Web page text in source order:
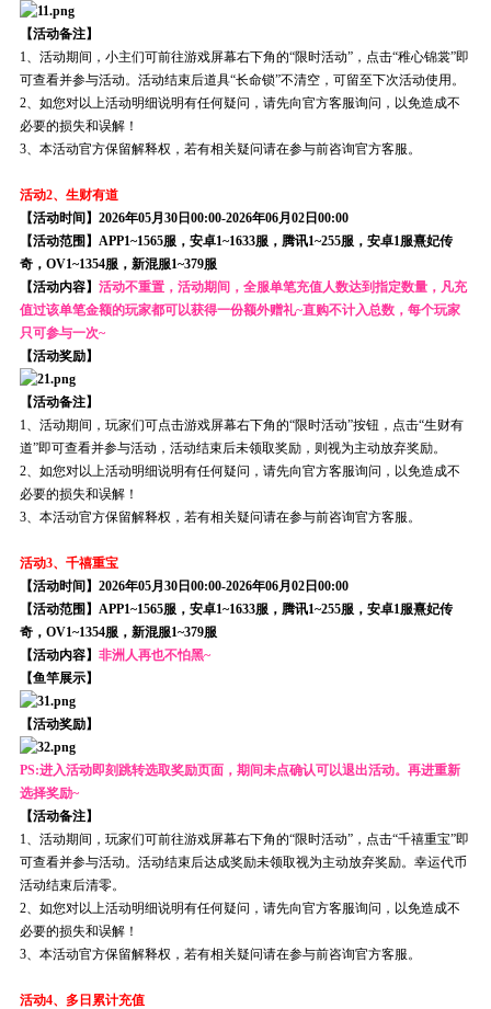
【活动备注】
1、活动期间，小主们可前往游戏屏幕右下角的“限时活动”，点击“稚心锦裳”即
可查看并参与活动。活动结束后道具“长命锁”不清空，可留至下次活动使用。
2、如您对以上活动明细说明有任何疑问，请先向官方客服询问，以免造成不
必要的损失和误解！
3、本活动官方保留解释权，若有相关疑问请在参与前咨询官方客服。
活动2、生财有道
【活动时间】2026年05月30日00:00-2026年06月02日00:00
【活动范围】APP1~1565服，安卓1~1633服，腾讯1~255服，安卓1服熹妃传
奇，OV1~1354服，新混服1~379服
【活动内容】 活动不重置，活动期间，全服单笔充值人数达到指定数量，凡充
值过该单笔金额的玩家都可以获得一份额外赠礼~直购不计入总数，每个玩家
只可参与一次~
【活动奖励】
【活动备注】
1、活动期间，玩家们可点击游戏屏幕右下角的“限时活动”按钮，点击“生财有
道”即可查看并参与活动，活动结束后未领取奖励，则视为主动放弃奖励。
2、如您对以上活动明细说明有任何疑问，请先向官方客服询问，以免造成不
必要的损失和误解！
3、本活动官方保留解释权，若有相关疑问请在参与前咨询官方客服。
活动3、千禧重宝
【活动时间】2026年05月30日00:00-2026年06月02日00:00
【活动范围】APP1~1565服，安卓1~1633服，腾讯1~255服，安卓1服熹妃传
奇，OV1~1354服，新混服1~379服
【活动内容】 非洲人再也不怕黑~
【鱼竿展示】
【活动奖励】
PS:进入活动即刻跳转选取奖励页面，期间未点确认可以退出活动。再进重新
选择奖励~
【活动备注】
1、活动期间，玩家们可前往游戏屏幕右下角的“限时活动”，点击“千禧重宝”即
可查看并参与活动。活动结束后达成奖励未领取视为主动放弃奖励。幸运代币
活动结束后清零。
2、如您对以上活动明细说明有任何疑问，请先向官方客服询问，以免造成不
必要的损失和误解！
3、本活动官方保留解释权，若有相关疑问请在参与前咨询官方客服。
活动4、多日累计充值